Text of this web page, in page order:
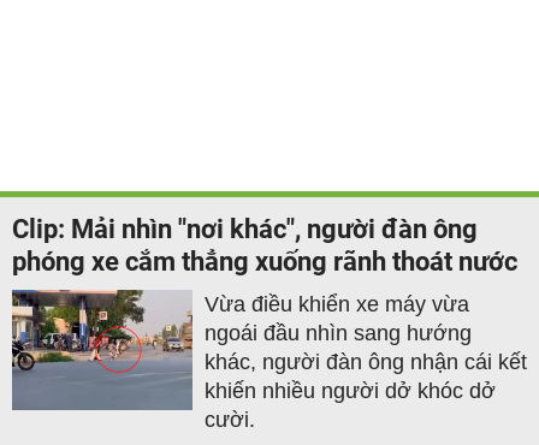
Clip: Mải nhìn "nơi khác", người đàn ông
phóng xe cắm thẳng xuống rãnh thoát nước
Vừa điều khiển xe máy vừa
ngoái đầu nhìn sang hướng
khác, người đàn ông nhận cái kết
khiến nhiều người dở khóc dở
cười.